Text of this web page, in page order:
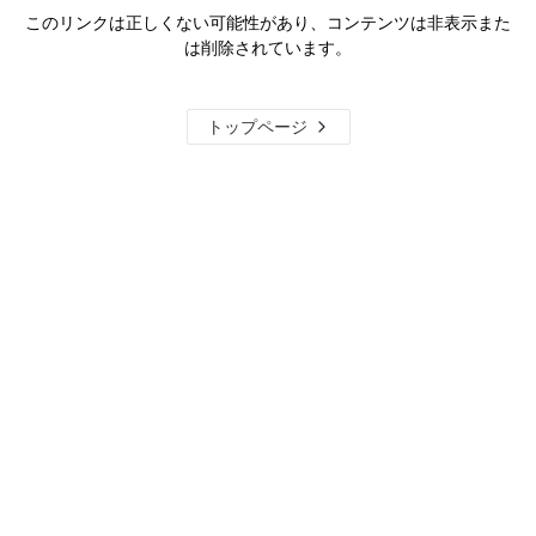
このリンクは正しくない可能性があり、コンテンツは非表示また
は削除されています。
トップページ